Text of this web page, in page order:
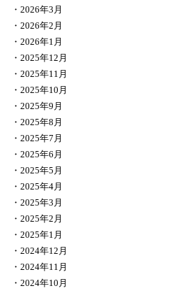
2026年3月
2026年2月
2026年1月
2025年12月
2025年11月
2025年10月
2025年9月
2025年8月
2025年7月
2025年6月
2025年5月
2025年4月
2025年3月
2025年2月
2025年1月
2024年12月
2024年11月
2024年10月